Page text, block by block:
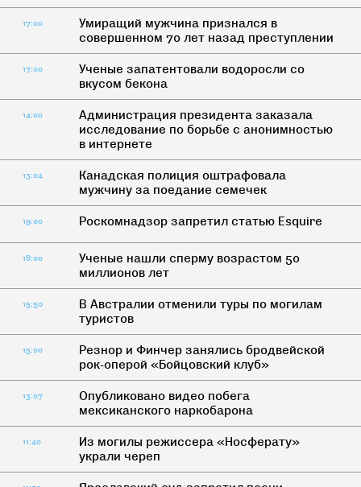
17:00
Умиращий мужчина признался в
совершенном 70 лет назад преступлении
17:00
Ученые запатентовали водоросли со
вкусом бекона
14:00
Администрация президента заказала
исследование по борьбе с анонимностью
в интернете
13:04
Канадская полиция оштрафовала
мужчину за поедание семечек
19:00 Роскомнадзор запретил статью Esquire
18:00
Ученые нашли сперму возрастом 50
миллионов лет
15:50
В Австралии отменили туры по могилам
туристов
15:00
Резнор и Финчер занялись бродвейской
рок-оперой «Бойцовский клуб»
13:07
Опубликовано видео побега
мексиканского наркобарона
11:40
Из могилы режиссера «Носферату»
украли череп